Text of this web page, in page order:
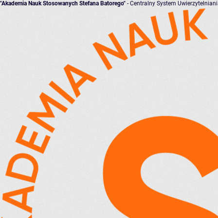
"Akademia Nauk Stosowanych Stefana Batorego" - Centralny System